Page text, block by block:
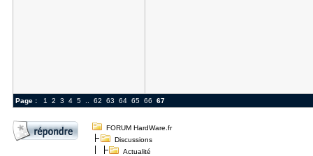
Page : 1 2 3 4 5.. 62 63 64 65 66 67
FORUM HardWare.fr
Discussions
Actualité